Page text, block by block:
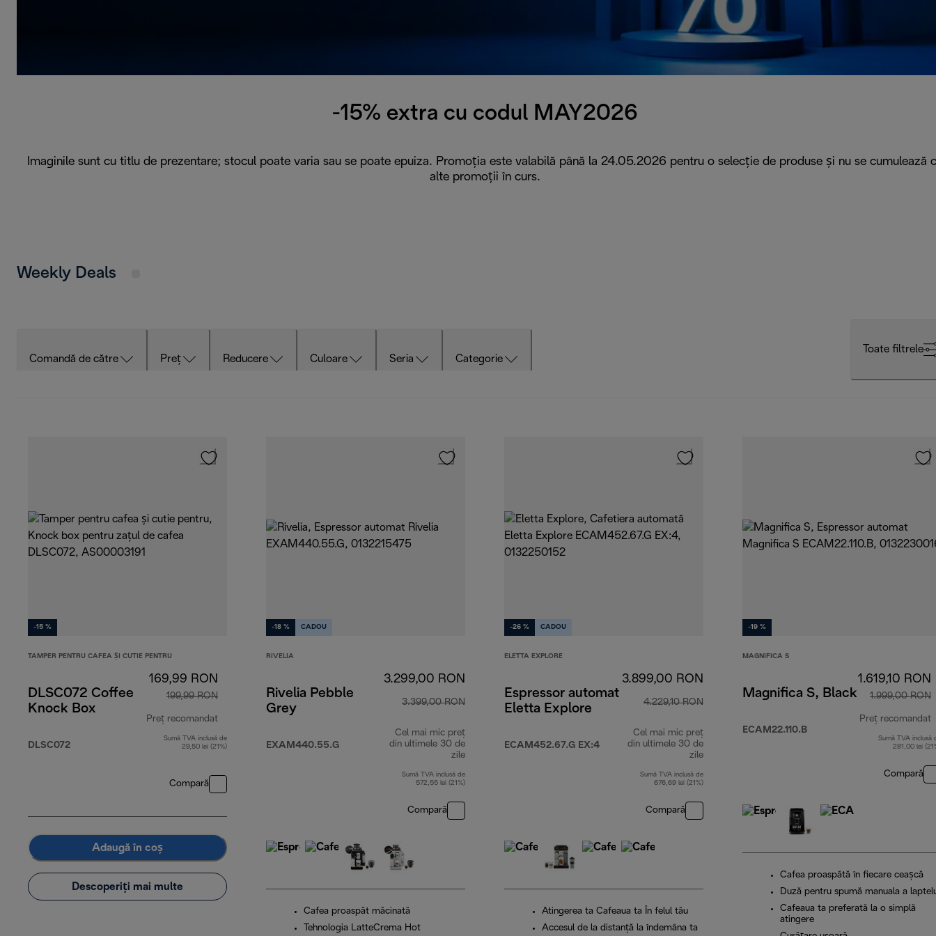
-15% extra cu codul MAY2026
Imaginile sunt cu titlu de prezentare; stocul poate varia sau se poate epuiza. Promoția este valabilă până la 24.05.2026 pentru o selecție de produse și nu se cumulează
alte promoții în curs.
Weekly Deals
Comandă de către Preț Reducere Culoare Seria Categorie
Toate filtrele
-15 %
TAMPER PENTRU CAFEA ȘI CUTIE PENTRU
DLSC072 Coffee
Knock Box
DLSC072
169,99 RON
199,99 RON
Preț recomandat
preț inițial 199,99 RON
Sumă TVA inclusă de
29,50 lei (21%)
Compară
Adaugă în coș
Descoperiți mai multe
-18 % CADOU
RIVELIA
Rivelia Pebble
Grey
EXAM440.55.G
3.299,00 RON
3.399,00 RON
Cel mai mic preț
din ultimele 30 de
zile
Sumă TVA inclusă de
572,55 lei (21%)
Compară
Cafea proaspăt măcinată
Tehnologia LatteCrema Hot
-26 % CADOU
ELETTA EXPLORE
Espressor automat
Eletta Explore
ECAM452.67.G EX:4
3.899,00 RON
4.229,10 RON
Cel mai mic preț
din ultimele 30 de
zile
Sumă TVA inclusă de
676,69 lei (21%)
Compară
Atingerea ta Cafeaua ta În felul tău
Accesul de la distanță la îndemâna ta
-19 %
MAGNIFICA S
Magnifica S, Black
ECAM22.110.B
1.619,10 RON
1.999,00 RON
Preț recomandat
Sumă TVA inclusă
281,00 lei
Compară
Cafea proaspătă în fiecare ceașcă
Duză pentru spumă manuala a
Cafeaua ta preferată la o simplă
atingere